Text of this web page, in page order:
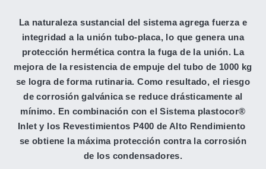
La naturaleza sustancial del sistema agrega fuerza e
integridad a la unión tubo-placa, lo que genera una
protección hermética contra la fuga de la unión. La
mejora de la resistencia de empuje del tubo de 1000 kg
se logra de forma rutinaria. Como resultado, el riesgo
de corrosión galvánica se reduce drásticamente al
mínimo. En combinación con el Sistema plastocor®
Inlet y los Revestimientos P400 de Alto Rendimiento
se obtiene la máxima protección contra la corrosión
de los condensadores.